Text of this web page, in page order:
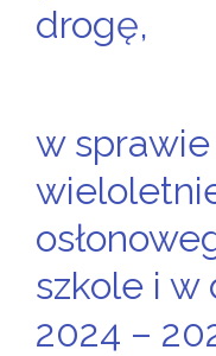
drogę,
w
szkole i w
2024 –